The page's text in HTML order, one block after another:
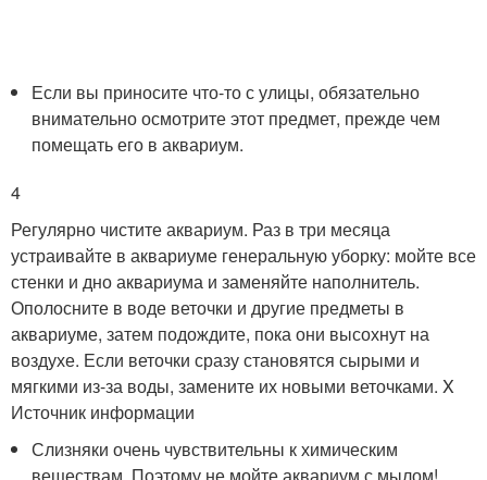
Если вы приносите что-то с улицы, обязательно
внимательно осмотрите этот предмет, прежде чем
помещать его в аквариум.
4
Регулярно чистите аквариум. Раз в три месяца
устраивайте в аквариуме генеральную уборку: мойте все
стенки и дно аквариума и заменяйте наполнитель.
Ополосните в воде веточки и другие предметы в
аквариуме, затем подождите, пока они высохнут на
воздухе. Если веточки сразу становятся сырыми и
мягкими из-за воды, замените их новыми веточками. X
Источник информации
Слизняки очень чувствительны к химическим
веществам. Поэтому не мойте аквариум с мылом!